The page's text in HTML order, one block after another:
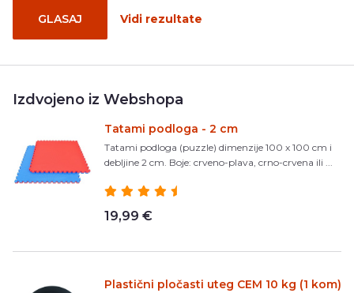
GLASAJ Vidi rezultate
Izdvojeno iz Webshopa
Tatami podloga - 2 cm
Tatami podloga (puzzle) dimenzije 100 x 100 cm i
debljine 2 cm. Boje: crveno-plava, crno-crvena ili ...
19,99 €
Plastični pločasti uteg CEM 10 kg (1 kom)